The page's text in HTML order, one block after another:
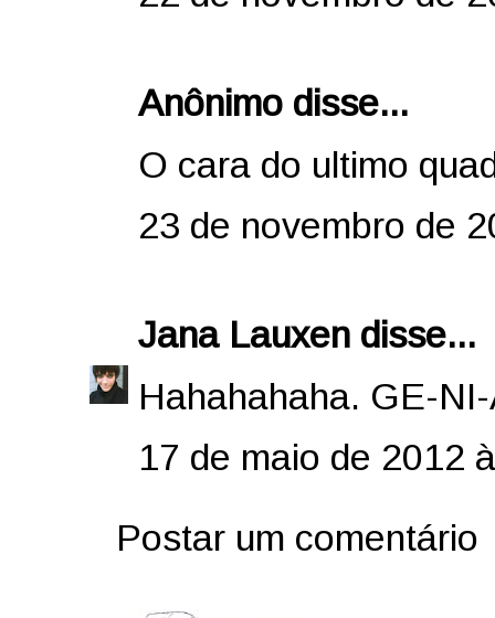
Anônimo disse...
O cara do ultimo
23 de novembro de
Jana Lauxen disse...
Hahahahaha. GE-
17 de maio de 2012
Postar um comentário